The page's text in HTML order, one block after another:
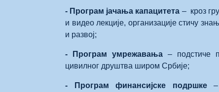
- Програм јачања капацитета – кроз
и видео лекције, организације стичу
и развој;
- Програм умрежавања– подстиче
цивилног друштва широм Србије;
- Програм финансијске подршке–